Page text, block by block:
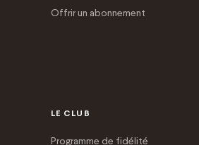
Offrir un abonnement
LE CLUB
Programme de fidélité